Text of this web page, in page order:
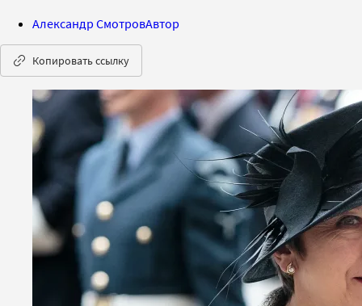
Александр СмотровАвтор
Копировать ссылку